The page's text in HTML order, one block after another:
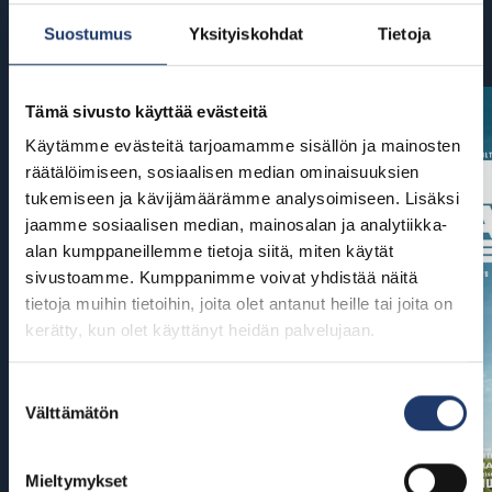
Suostumus Yksityiskohdat Tietoja
Tämä sivusto käyttää evästeitä
Käytämme evästeitä tarjoamamme sisällön ja mainosten
räätälöimiseen, sosiaalisen median ominaisuuksien
tukemiseen ja kävijämäärämme analysoimiseen. Lisäksi
jaamme sosiaalisen median, mainosalan ja analytiikka-
alan kumppaneillemme tietoja siitä, miten käytät
sivustoamme. Kumppanimme voivat yhdistää näitä
tietoja muihin tietoihin, joita olet antanut heille tai joita on
kerätty, kun olet käyttänyt heidän palvelujaan.
valinta
Välttämätön
Mieltymykset
Tulossa